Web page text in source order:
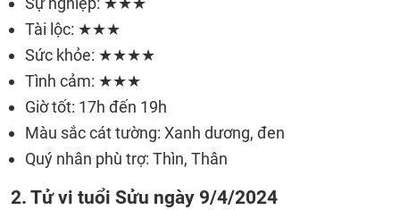
Tài lộc: ★★★
Sức khỏe: ★★★★
Tình cảm: ★★★
Giờ tốt: 17h đến 19h
Màu sắc cát tường: Xanh dương, đen
Quý nhân phù trợ: Thìn, Thân
2. Tử vi tuổi Sửu ngày 9/4/2024